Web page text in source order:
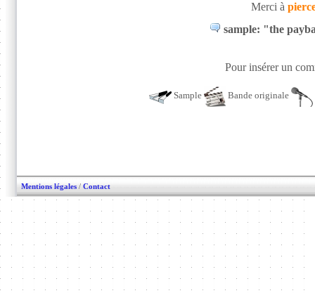
Merci à
sample: "the
Pour insérer un
Sample Bande originale
Mentions légales / Contact